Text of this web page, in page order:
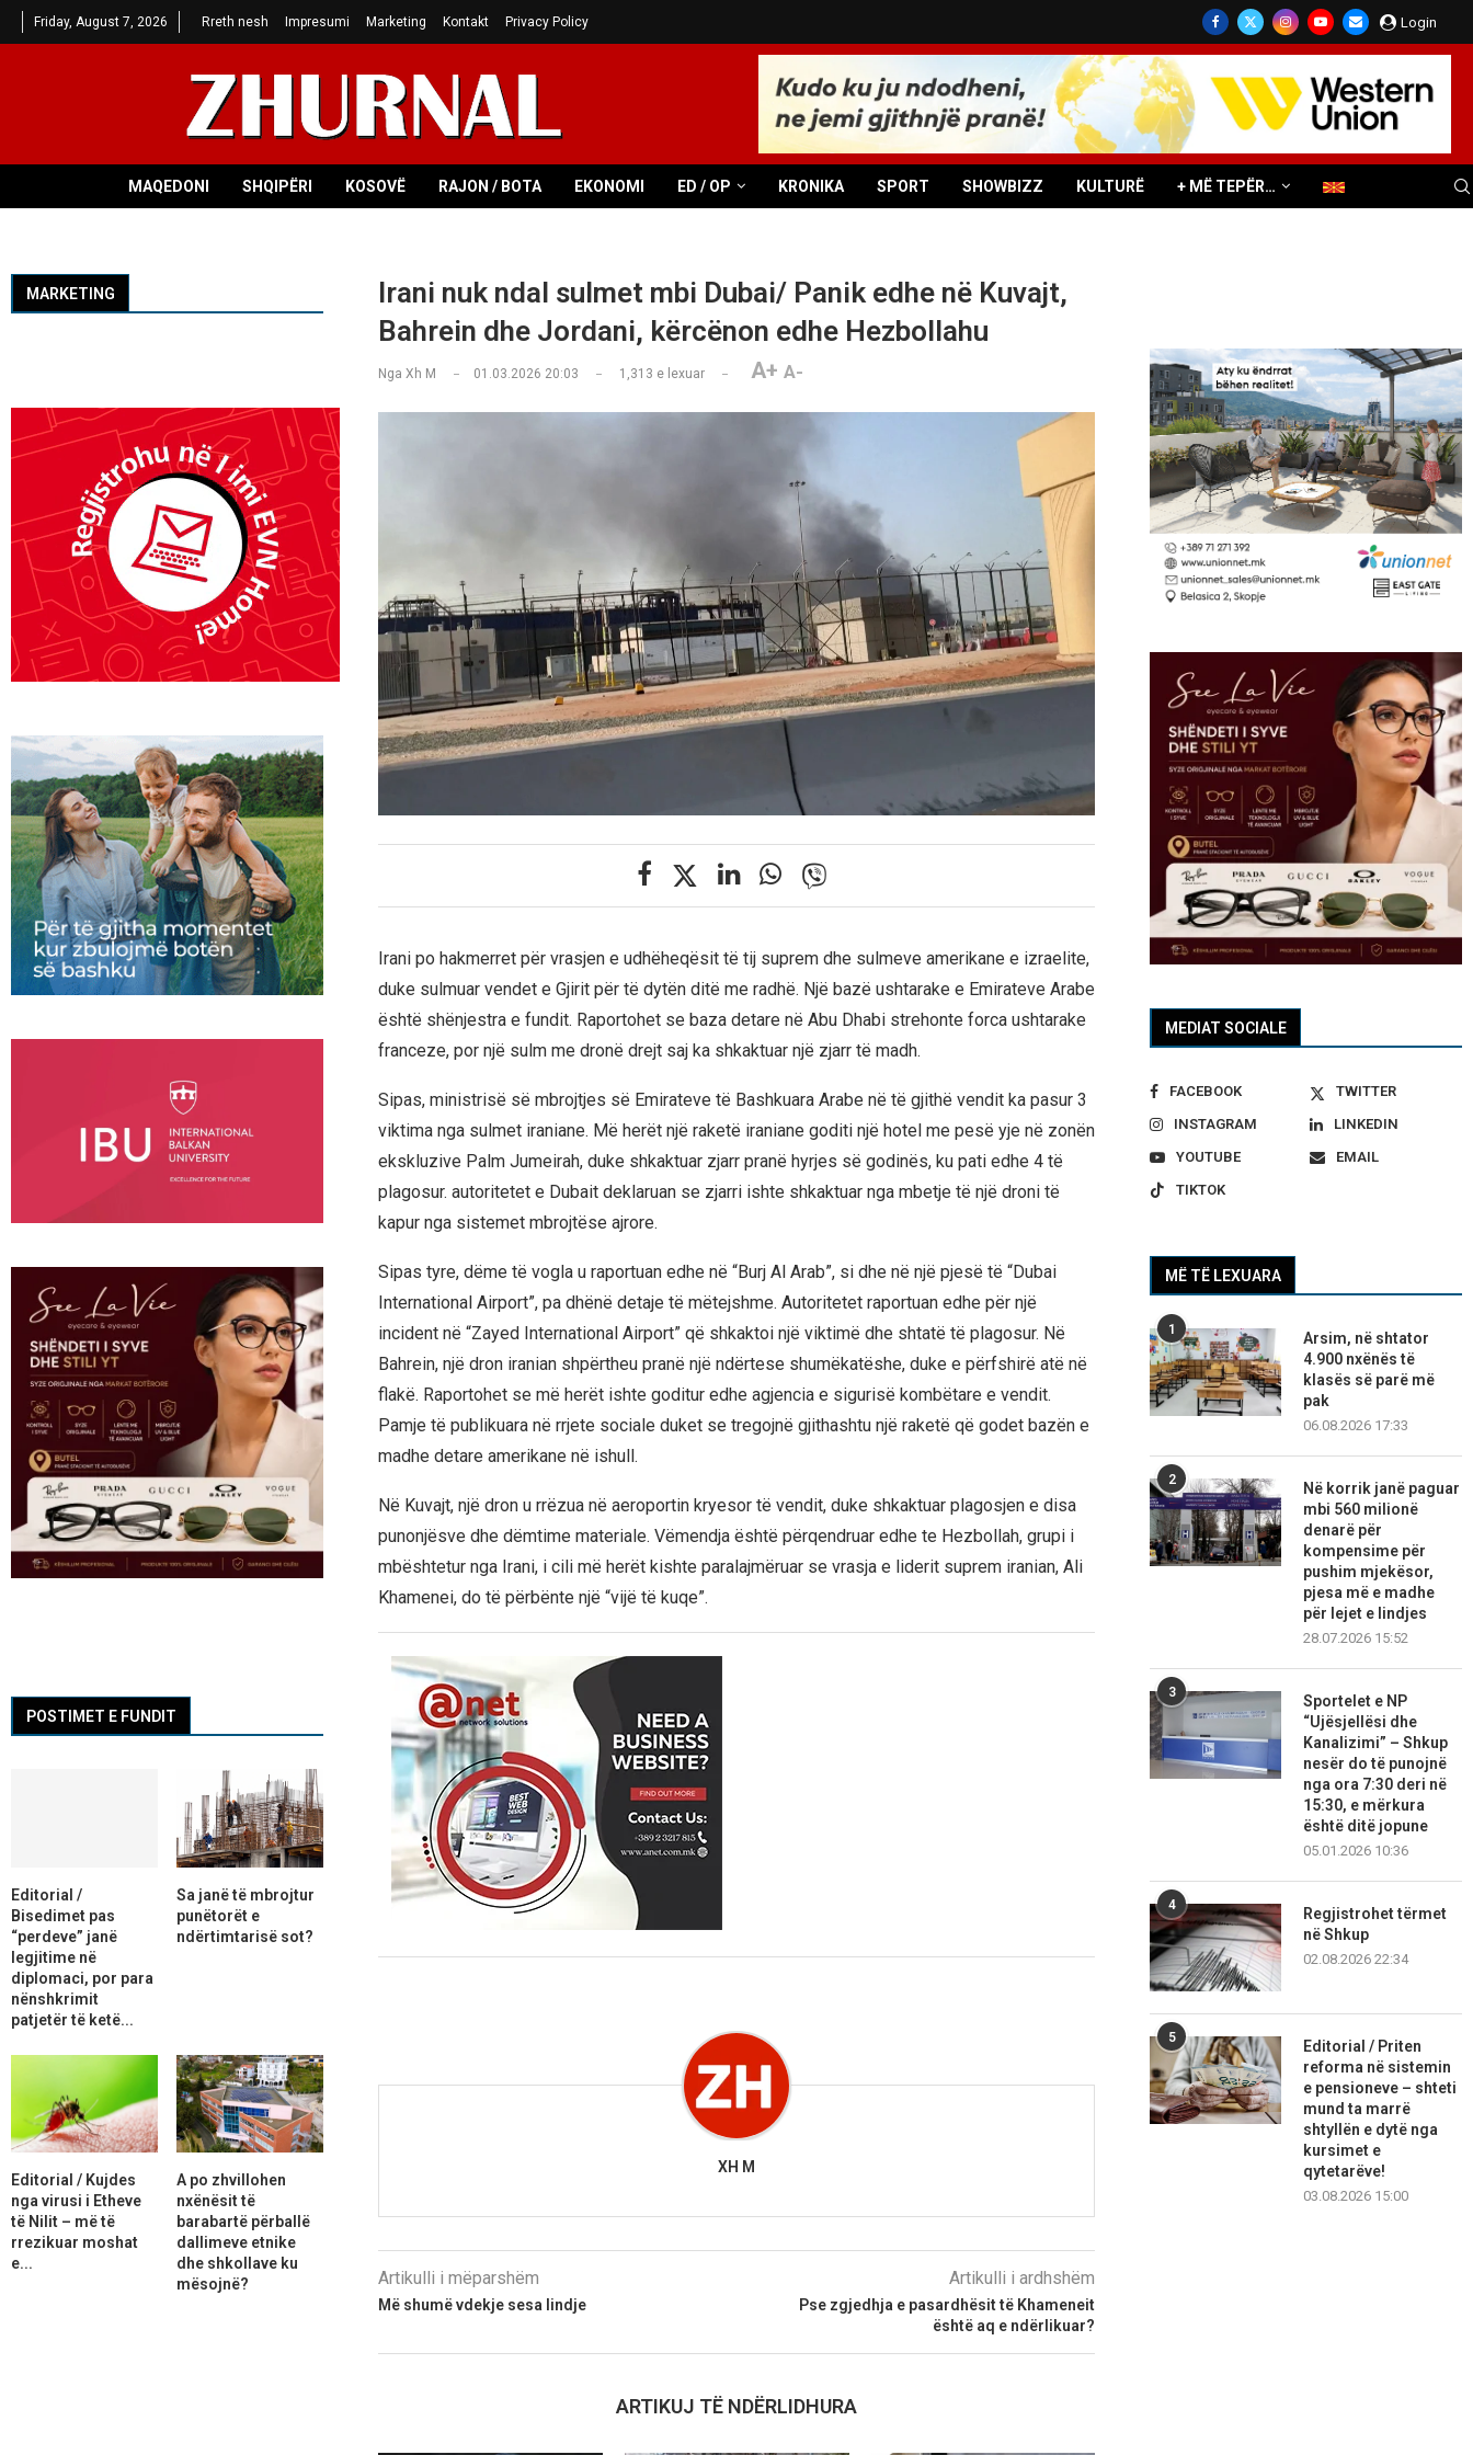
Friday, August 7, 2026 Rreth nesh Impresumi Marketing Kontakt Privacy Policy Login
MAQEDONI SHQIPËRI KOSOVË RAJON / BOTA EKONOMI ED / OP KRONIKA SPORT SHOWBIZZ KULTURË + MË TEPËR…
Irani nuk ndal sulmet mbi Dubai/ Panik edhe në Kuvajt,
Bahrein dhe Jordani, kërcënon edhe Hezbollahu
Nga Xh M 01.03.2026 20:03 1,313 e lexuar A+ A-
Irani po hakmerret për vrasjen e udhëheqësit të tij suprem dhe sulmeve amerikane e izraelite,
duke sulmuar vendet e Gjirit për të dytën ditë me radhë. Një bazë ushtarake e Emirateve Arabe
është shënjestra e fundit. Raportohet se baza detare në Abu Dhabi strehonte forca ushtarake
franceze, por një sulm me dronë drejt saj ka shkaktuar një zjarr të madh.
Sipas, ministrisë së mbrojtjes së Emirateve të Bashkuara Arabe në të gjithë vendit ka pasur 3
viktima nga sulmet iraniane. Më herët një raketë iraniane goditi një hotel me pesë yje në zonën
ekskluzive Palm Jumeirah, duke shkaktuar zjarr pranë hyrjes së godinës, ku pati edhe 4 të
plagosur. autoritetet e Dubait deklaruan se zjarri ishte shkaktuar nga mbetje të një droni të
kapur nga sistemet mbrojtëse ajrore.
Sipas tyre, dëme të vogla u raportuan edhe në “Burj Al Arab”, si dhe në një pjesë të “Dubai
International Airport”, pa dhënë detaje të mëtejshme. Autoritetet raportuan edhe për një
incident në “Zayed International Airport” që shkaktoi një viktimë dhe shtatë të plagosur. Në
Bahrein, një dron iranian shpërtheu pranë një ndërtese shumëkatëshe, duke e përfshirë atë në
flakë. Raportohet se më herët ishte goditur edhe agjencia e sigurisë kombëtare e vendit.
Pamje të publikuara në rrjete sociale duket se tregojnë gjithashtu një raketë që godet bazën e
madhe detare amerikane në ishull.
Në Kuvajt, një dron u rrëzua në aeroportin kryesor të vendit, duke shkaktuar plagosjen e disa
punonjësve dhe dëmtime materiale. Vëmendja është përqendruar edhe te Hezbollah, grupi i
mbështetur nga Irani, i cili më herët kishte paralajmëruar se vrasja e liderit suprem iranian, Ali
Khamenei, do të përbënte një “vijë të kuqe”.
XH M
Artikulli i mëparshëm
Më shumë vdekje sesa lindje
Artikulli i ardhshëm
Pse zgjedhja e pasardhësit të Khameneit
është aq e ndërlikuar?
ARTIKUJ TË NDËRLIDHURA
MEDIAT SOCIALE
FACEBOOK
TWITTER
INSTAGRAM
LINKEDIN
YOUTUBE
EMAIL
TIKTOK
MË TË LEXUARA
1
Arsim, në shtator
4.900 nxënës të
klasës së parë më
pak
06.08.2026 17:33
2
Në korrik janë paguar
mbi 560 milionë
denarë për
kompensime për
pushim mjekësor,
pjesa më e madhe
për lejet e lindjes
28.07.2026 15:52
3
Sportelet e NP
“Ujësjellësi dhe
Kanalizimi” – Shkup
nesër do të punojnë
nga ora 7:30 deri në
15:30, e mërkura
është ditë jopune
05.01.2026 10:36
4
Regjistrohet tërmet
në Shkup
02.08.2026 22:34
5
Editorial / Priten
reforma në sistemin
e pensioneve – shteti
mund ta marrë
shtyllën e dytë nga
kursimet e
qytetarëve!
03.08.2026 15:00
MARKETING
POSTIMET E FUNDIT
Editorial /
Bisedimet pas
“perdeve” janë
legjitime në
diplomaci, por para
nënshkrimit
patjetër të ketë...
Sa janë të mbrojtur
punëtorët e
ndërtimtarisë sot?
Editorial / Kujdes
nga virusi i Etheve
të Nilit – më të
rrezikuar moshat
e...
A po zhvillohen
nxënësit të
barabartë përballë
dallimeve etnike
dhe shkollave ku
mësojnë?